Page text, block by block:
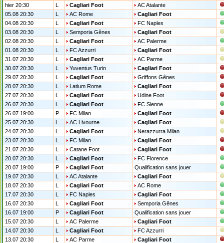
hier 20:30
L Cagliari Foot
AC Atalante
05.08 20:30
L AC Rome
Cagliari Foot
04.08 20:30
L Cagliari Foot
FC Naples
03.08 20:30
L Semporia Gênes
Cagliari Foot
02.08 20:30
L Cagliari Foot
AC Palerme
01.08 20:30
L FC Azzurri
Cagliari Foot
31.07 20:30
L Cagliari Foot
AC Parme
30.07 20:30
L Yuventus Turin
Cagliari Foot
29.07 20:30
L Cagliari Foot
Griffons Gênes
28.07 20:30
L Latium Rome
Cagliari Foot
27.07 20:30
L Cagliari Foot
Udine Foot
26.07 20:30
L Cagliari Foot
FC Sienne
26.07 19:00
P FC Milan
Cagliari Foot
25.07 20:30
L AC Livourne
Cagliari Foot
24.07 20:30
L Cagliari Foot
Nerazzurra Milan
23.07 20:30
L FC Milan
Cagliari Foot
21.07 20:30
L Catane Foot
Cagliari Foot
20.07 20:30
L Cagliari Foot
FC Florence
20.07 19:00
P Cagliari Foot
Qualification sans jouer
19.07 20:30
L AC Atalante
Cagliari Foot
18.07 20:30
L Cagliari Foot
AC Rome
17.07 20:30
L FC Naples
Cagliari Foot
16.07 20:30
L Cagliari Foot
Semporia Gênes
16.07 19:00
P Cagliari Foot
Qualification sans jouer
15.07 20:30
L AC Palerme
Cagliari Foot
14.07 20:30
L Cagliari Foot
FC Azzurri
13.07 20:30
L AC Parme
Cagliari Foot